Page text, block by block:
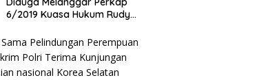
6/2019 Kuasa Hukum Rudy
Bandung Kota .